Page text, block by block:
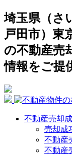
埼玉県（さ
戸田市）東
の不動産売
情報をご提
不動産売却
売却成
不動産
不動産